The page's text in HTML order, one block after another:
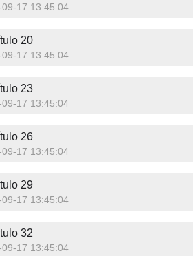
09-17 13:45:04
20
09-17 13:45:04
23
09-17 13:45:04
26
09-17 13:45:04
29
09-17 13:45:04
32
09-17 13:45:04